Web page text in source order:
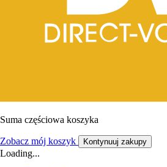
Suma częściowa koszyka
Zobacz mój koszyk Kontynuuj zakupy
Loading...